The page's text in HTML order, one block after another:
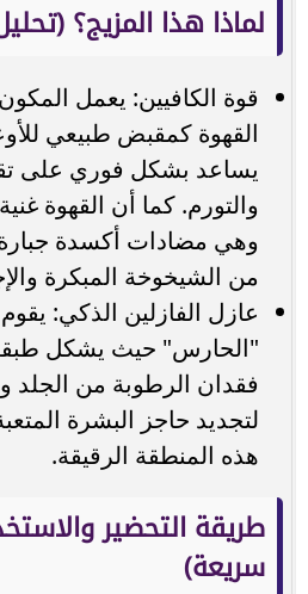
لماذا هذا المزيج؟
قوة الكافيين: يعمل
القهوة كمقبض طبيعي
يساعد بشكل فوري على
والتورم. كما أن القهوة
وهي مضادات أكسدة
من الشيخوخة المبكرة
عازل الفازلين الذكي: يقوم
"الحارس" حيث يشكل طبقة
فقدان الرطوبة من الجلد
لتجديد حاجز البشرة
هذه المنطقة الرقيقة.
طريقة التحضير
سريعة)